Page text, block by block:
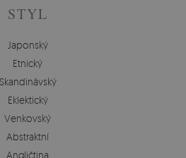
STYL
Japonský
Etnický
Skandinávský
Eklektický
Venkovský
Abstraktní
Angličtina